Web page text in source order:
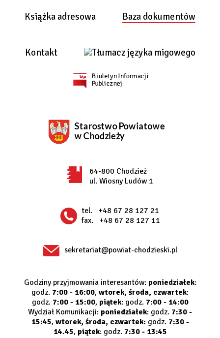
Książka adresowa Baza dokumentów
Kontakt
64-800 Chodzież
ul. Wiosny Ludów 1
tel.
+48 67 28 127 21
fax.
+48 67 28 127 11
sekretariat@powiat-chodzieski.pl
Godziny przyjmowania interesantów: poniedziałek:
godz. 7:00 - 16:00, wtorek, środa, czwartek:
godz. 7:00 - 15:00, piątek: godz. 7:00 - 14:00
Wydział Komunikacji: poniedziałek: godz. 7:30 -
15:45, wtorek, środa, czwartek: godz. 7:30 -
14.45, piątek: godz. 7:30 - 13:45